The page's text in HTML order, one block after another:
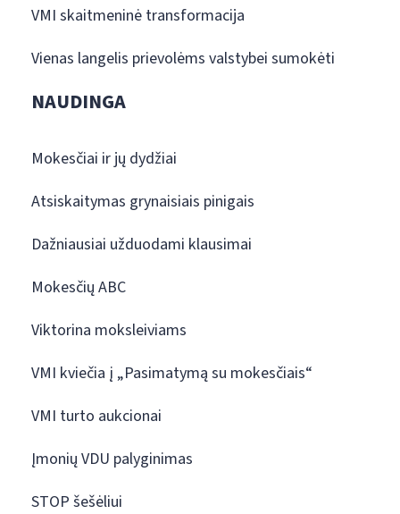
VMI skaitmeninė transformacija
Vienas langelis prievolėms valstybei sumokėti
NAUDINGA
Mokesčiai ir jų dydžiai
Atsiskaitymas grynaisiais pinigais
Dažniausiai užduodami klausimai
Mokesčių ABC
Viktorina moksleiviams
VMI kviečia į „Pasimatymą su mokesčiais“
VMI turto aukcionai
Įmonių VDU palyginimas
STOP šešėliui